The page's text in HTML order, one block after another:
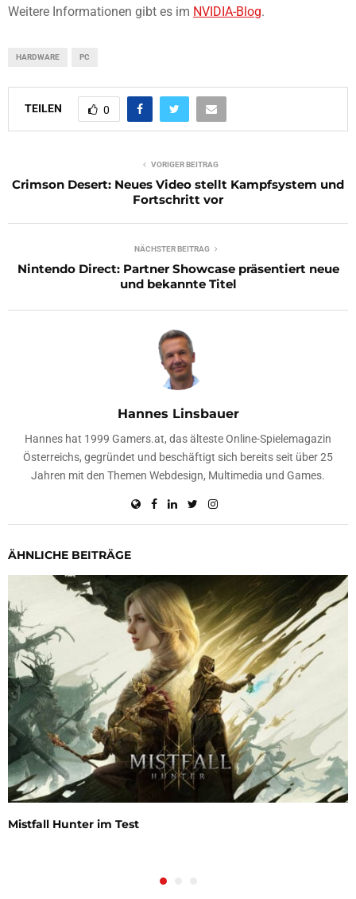
Weitere Informationen gibt es im NVIDIA-Blog.
HARDWARE PC
TEILEN 0
VORIGER BEITRAG
Crimson Desert: Neues Video stellt Kampfsystem und
Fortschritt vor
NÄCHSTER BEITRAG
Nintendo Direct: Partner Showcase präsentiert neue
und bekannte Titel
Hannes Linsbauer
Hannes hat 1999 Gamers.at, das älteste Online-Spielemagazin
Österreichs, gegründet und beschäftigt sich bereits seit über 25
Jahren mit den Themen Webdesign, Multimedia und Games.
ÄHNLICHE BEITRÄGE
Mistfall Hunter im Test